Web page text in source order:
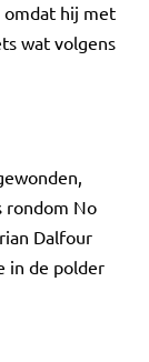
hij met
wat volgens
rondom No
Dalfour
in de polder